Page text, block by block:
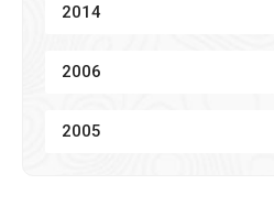
2014
2006
2005